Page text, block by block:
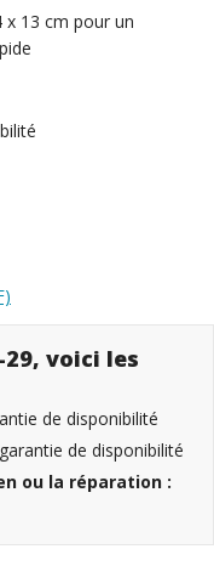
x 13 cm pour un
voici les
de disponibilité
de disponibilité
ou la réparation :